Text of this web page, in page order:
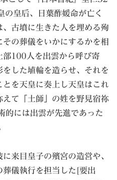
皇后、日葉酢媛命が亡く
古墳に生きた人を埋める殉
の葬儀をいかにするかを相
部100人を出雲から呼び寄
した埴輪を造らせ、それを
を天皇に奏上し天皇はこれ
て「土師」の姓を野見宿祢
的には出雲が先進であった
来目皇子の殯宮の造営や、
葬儀執行を担当した[要出